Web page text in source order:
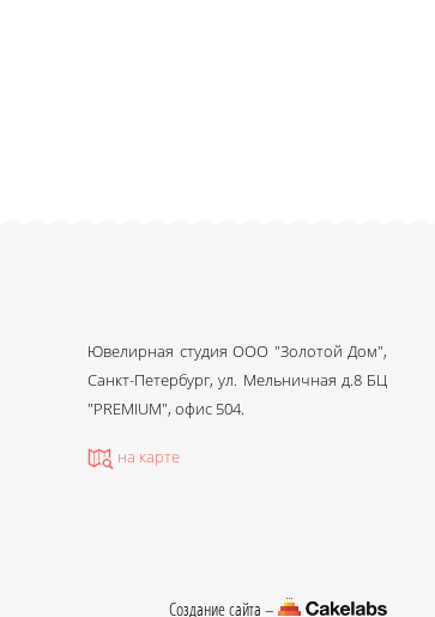
Ювелирная студия ООО "Золотой Дом",
Санкт-Петербург, ул. Мельничная д.8 БЦ
"PREMIUM", офис 504.
на карте
Создание сайта –